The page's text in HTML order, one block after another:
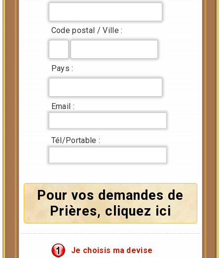
Code postal / Ville :
Pays :
Email :
Tél/Portable :
Pour vos demandes de
Prières, cliquez ici
Je choisis ma devise